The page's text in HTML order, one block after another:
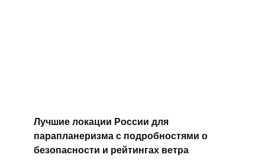
Лучшие локации России для
парапланеризма с подробностями о
безопасности и рейтингах ветра